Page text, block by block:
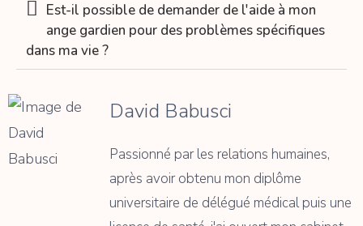
Est-il possible de demander de l'aide à mon
ange gardien pour des problèmes spécifiques
dans ma vie ?
David Babusci
Passionné par les relations humaines,
après avoir obtenu mon diplôme
universitaire de délégué médical puis une